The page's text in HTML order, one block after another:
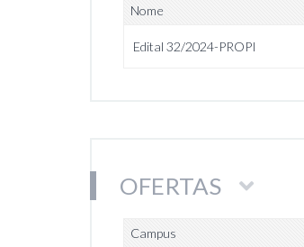
Nome
Edital 32/2024-PROPI
OFERTAS
Campus